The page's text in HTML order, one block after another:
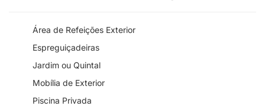
Área de Refeições Exterior
Espreguiçadeiras
Jardim ou Quintal
Mobília de Exterior
Piscina Privada